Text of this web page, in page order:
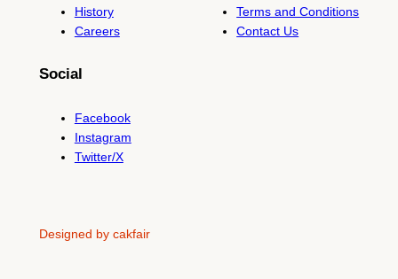
History
Careers
Terms and Conditions
Contact Us
Social
Facebook
Instagram
Twitter/X
Designed by cakfair